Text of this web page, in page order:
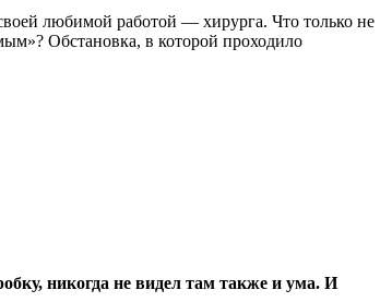
любимой работой — хирурга. Что только не
Обстановка, в которой проходило
никогда не видел там также и ума. И